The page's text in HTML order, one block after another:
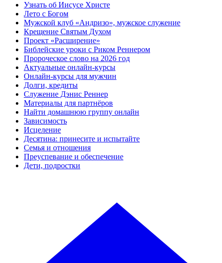
Узнать об Иисусе Христе
Лето с Богом
Мужской клуб «Андризо», мужское служение
Крещение Святым Духом
Проект «Расширение»
Библейские уроки с Риком Реннером
Пророческое слово на 2026 год
Актуальные онлайн-курсы
Онлайн-курсы для мужчин
Долги, кредиты
Служение Дэнис Реннер
Материалы для партнёров
Найти домашнюю группу онлайн
Зависимость
Исцеление
Десятина: принесите и испытайте
Семья и отношения
Преуспевание и обеспечение
Дети, подростки